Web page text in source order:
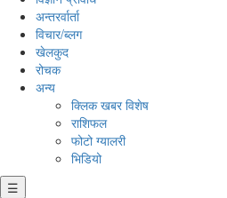
अन्तरर्वार्ता
विचार/ब्लग
खेलकुद
रोचक
अन्य
क्लिक खबर विशेष
राशिफल
फोटो ग्यालरी
भिडियो
☰